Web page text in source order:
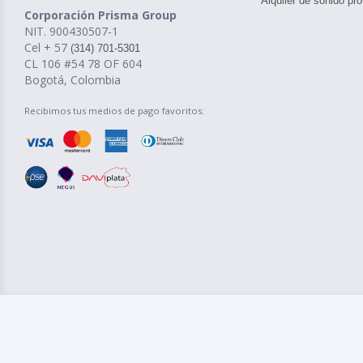
Corporación Prisma Group
NIT. 900430507-1
Cel + 57 (314) 701-5301
CL 106 #54 78 OF 604
Bogotá, Colombia
Recibimos tus medios de pago favoritos: